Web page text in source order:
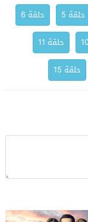
حلقة 5
حلقة 6
حلقة 11
حلقة 15